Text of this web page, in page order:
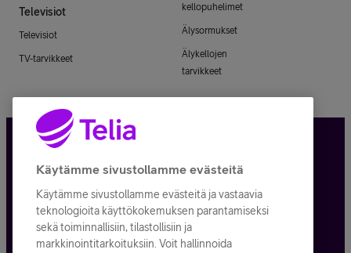
Televisiot
Televisiot
TV-tarvikkeet
kellopuhelimet
Älysormukset
Älykellojen
tarvikkeet
Tietosuoja ja -turva
Tilauksen peruuttaminen
Käyttöehdot
Käytämme sivustollamme evästeitä
Käytämme sivustollamme evästeitä ja vastaavia
teknologioita käyttökokemuksen parantamiseksi
sekä toiminnallisiin, tilastollisiin ja
markkinointitarkoituksiin. Voit hallinnoida